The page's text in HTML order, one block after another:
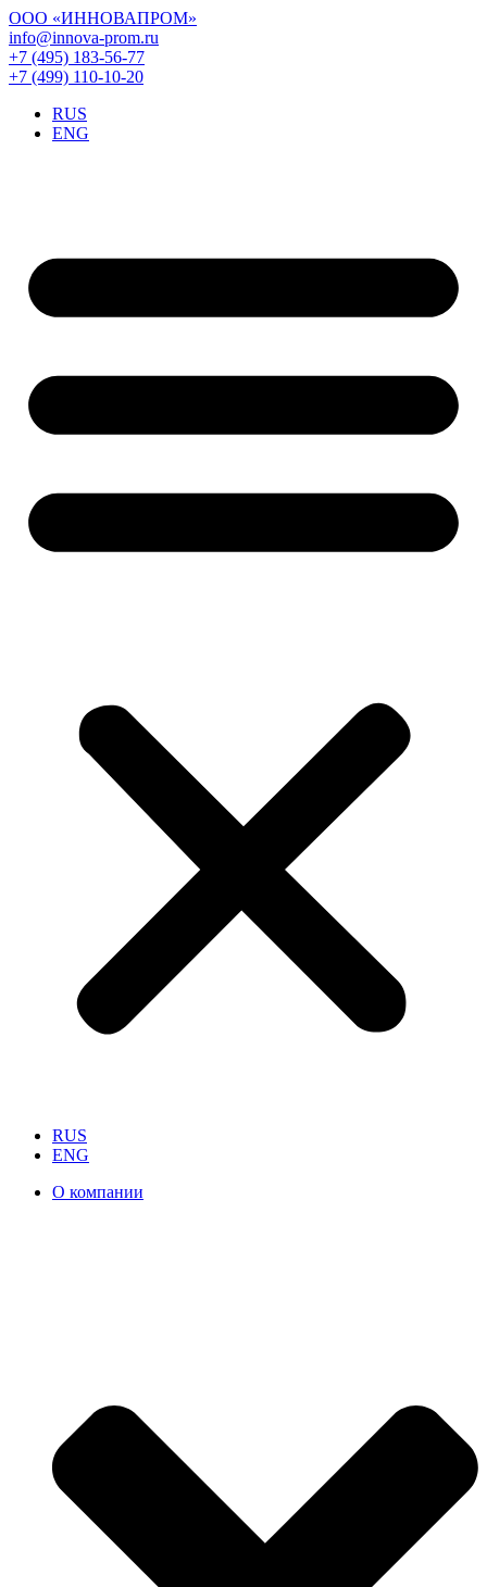
ООО «ИННОВАПРОМ»
info@innova-prom.ru
+7 (495) 183-56-77
+7 (499) 110-10-20
RUS
ENG
RUS
ENG
О компании